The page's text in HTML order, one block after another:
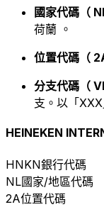
國家代碼（
荷蘭 。
位置代碼（
分支代碼（
支。以「
HEINEKEN
HNKN銀行代碼
NL國家/地區代碼
2A位置代碼